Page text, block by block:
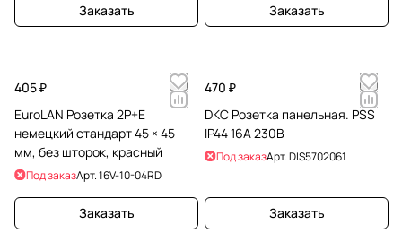
Заказать Заказать
405 ₽
EuroLAN Розетка 2P+E
немецкий стандарт 45 × 45
мм, без шторок, красный
Под заказАрт.16V-10-04RD
Заказать
470 ₽
DKC Розетка панельная. PSS
IP44 16А 230В
Под заказАрт.DIS5702061
Заказать